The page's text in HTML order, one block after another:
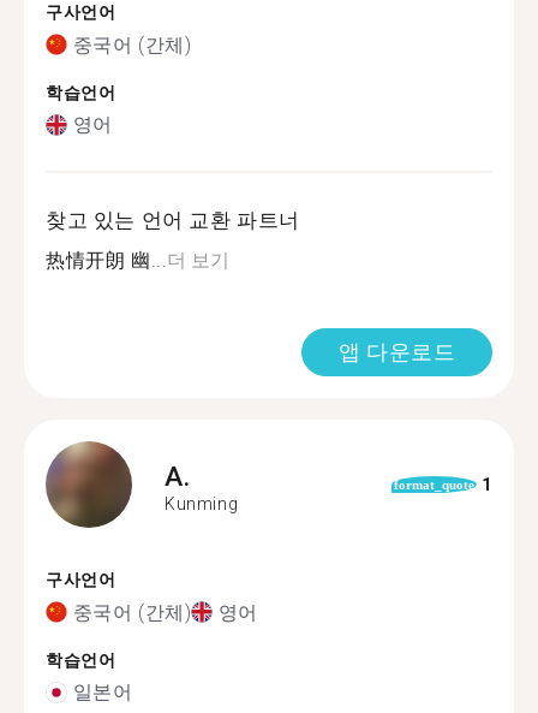
구사언어
중국어 (간체)
학습언어
영어
찾고 있는 언어 교환 파트너
热情开朗 幽...더 보기
앱 다운로드
A.
Kunming
format_quote 1
구사언어
중국어 (간체) 영어
학습언어
일본어